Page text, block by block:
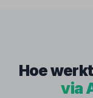
Hoe
via